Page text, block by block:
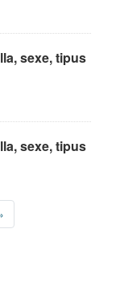
sexe, tipus
sexe, tipus